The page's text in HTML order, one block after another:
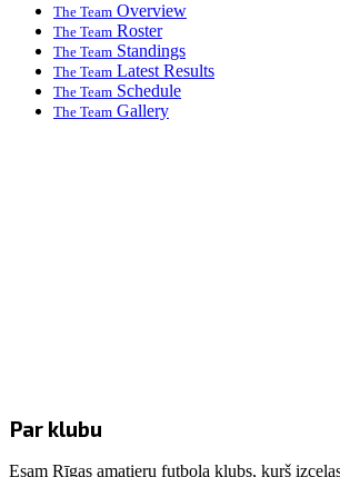
The Team Overview
The Team Roster
The Team Standings
The Team Latest Results
The Team Schedule
The Team Gallery
Par klubu
Esam Rīgas amatieru futbola klubs, kurš